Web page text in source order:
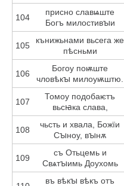
104
присно славѩште
Богъ милостивꙑи
105
кънижьнами вьсега же
пѣсньми
106
Богоу поѭште
чловѣкꙑ милоуѭштю.
107
Томоу подобаѥтъ
вьсꙗка слава,
108
чьсть и хвала, Божїи
Сꙑноу, вꙑнѫ
109
съ Отьцемь и
Свѧтꙑимь Доухомь
въ вѣкꙑ вѣкъ отъ